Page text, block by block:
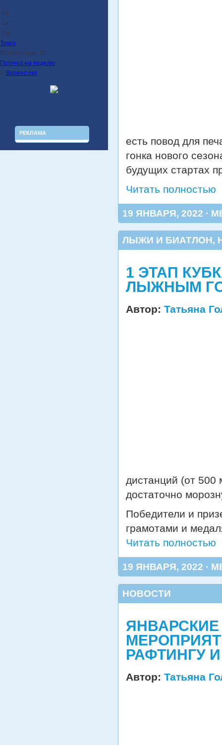
-16
-14°
-18°
Томск
Воскресенье, 12
Прогноз на неделю
© Booked.net
РЕКЛАМА
есть повод для
гонка нового
будущих стартах
Читать полностью
19 ЯНВАРЯ, 2022 ·
ЛЫЖИ И БИАТЛОН,
1 ЭТАП
ЛЫЖНЫМ
Автор: Татьяна
дистанций (от 500
достаточно
Победители и
грамотами и
Читать полностью
19 ЯНВАРЯ, 2022 ·
НОВОСТИ
РАФТИНГУ
Автор: Татьяна